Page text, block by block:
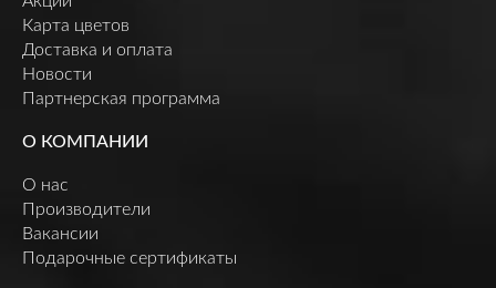
Карта цветов
Доставка и оплата
Новости
Партнерская программа
О КОМПАНИИ
О нас
Производители
Вакансии
Подарочные сертификаты